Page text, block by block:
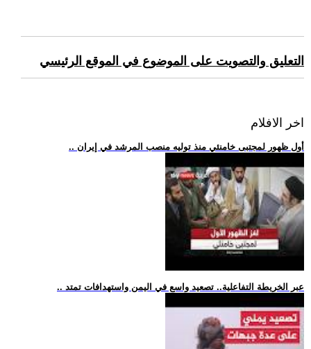
التعليق والتصويت على الموضوع في الموقع الرئيسي
اخر الافلام
.. أول ظهور لمجتبى خامنئي منذ توليه منصب المرشد في إيران
.. عبر الخريطة التفاعلية.. تصعيد واسع في اليمن واستهدافات تمتد